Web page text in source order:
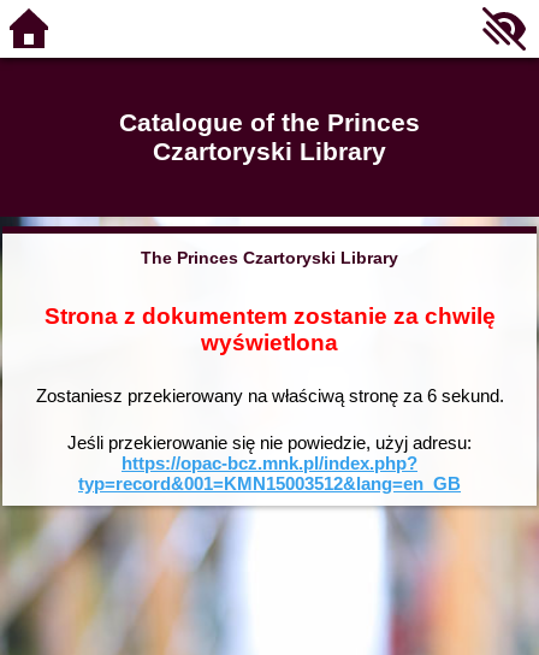
Catalogue of the Princes
Czartoryski Library
The Princes Czartoryski Library
Strona z dokumentem zostanie za chwilę
wyświetlona
Zostaniesz przekierowany na właściwą stronę za 6sekund.
Jeśli przekierowanie się nie powiedzie, użyj adresu:
https://opac-bcz.mnk.pl/index.php?
typ=record&001=KMN15003512&lang=en_GB